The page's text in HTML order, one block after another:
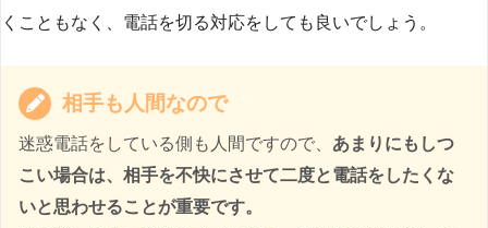
くこともなく、電話を切る対応をしても良いでしょう。
相手も人間なので
迷惑電話をしている側も人間ですので、 あまりにもしつ
こい場合は、相手を不快にさせて二度と電話をしたくな
いと思わせることが重要です。